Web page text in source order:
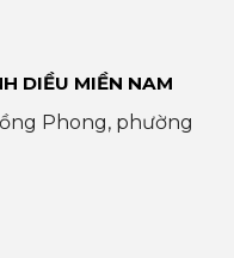
DIỀU MIỀN NAM
Phong, phường